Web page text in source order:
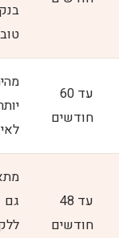
עד 60
חודשים
עד 48
חודשים
גם